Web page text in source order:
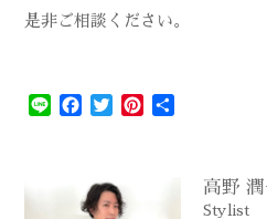
是非ご相談ください。
Line Facebook
TwitterPinterest
高野
Stylist